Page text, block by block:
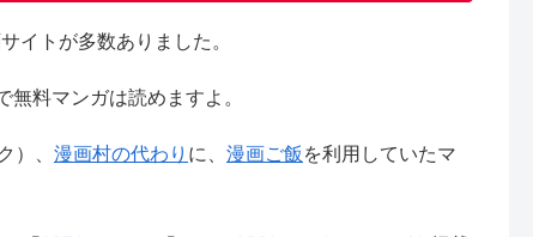
イトが多数ありました。
料マンガは読めますよ。
）、 漫画村の代わり に、 漫画ご飯 を利用していたマ